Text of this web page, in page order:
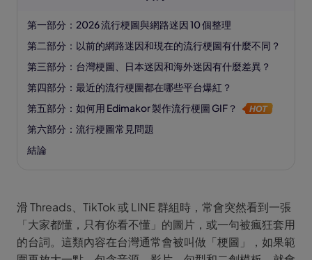
第一部分：2026 流行梗圖與網路迷因 10 個整理
第二部分：以前的網路迷因和現在的流行梗圖有什麼不同？
第三部分：台灣梗圖、日本迷因和海外迷因有什麼差異？
第四部分：最近的流行梗圖都在哪些平台爆紅？
第五部分：如何用 Edimakor 製作流行梗圖 GIF？
第六部分：流行梗圖常見問題
結論
滑 Threads、TikTok 或 LINE 群組時，常會突然看到一張
「大家都懂，只有你看不懂」的圖片，或一句被瘋狂套用
的台詞。這類內容在台灣通常會被叫做「梗圖」，如果範